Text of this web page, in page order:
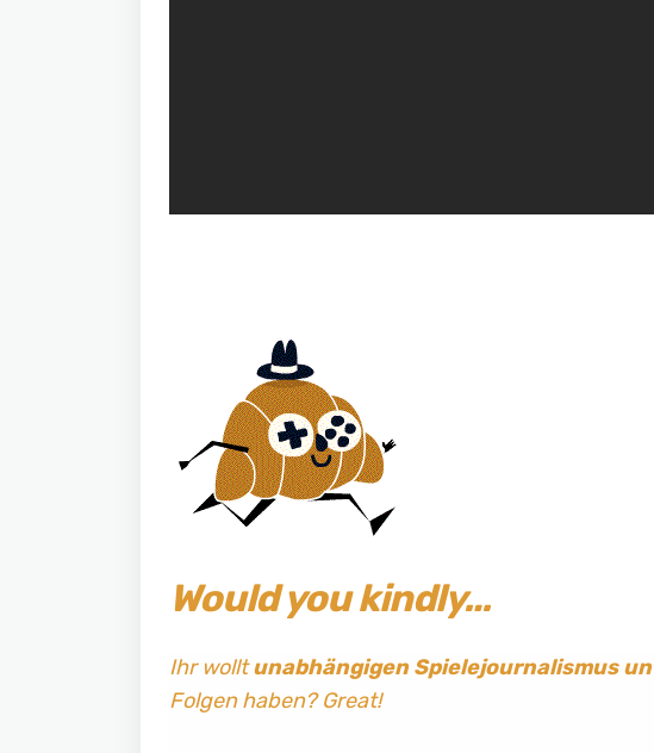
Would you kindly…
Ihr wolltunabhängigen Spielejournalismus
Folgen haben? Great!